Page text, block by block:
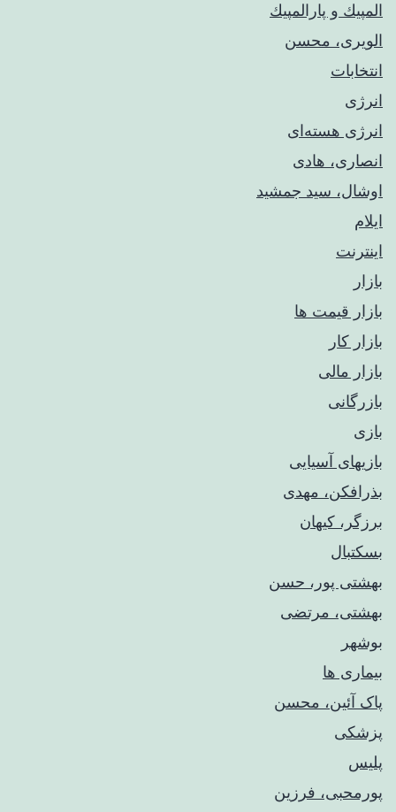
المپيك و پارالمپيك
الویری، محسن
انتخابات
انرژی
انرژی هسته‌ای
انصاری، هادی
اوشال، سید جمشید
ایلام
اینترنت
بازار
بازار قیمت ها
بازار کار
بازار مالی
بازرگانی
بازی
بازیهای آسیایی
بذرافکن، مهدی
برزگر، کیهان
بسکتبال
بهشتی پور، حسن
بهشتی، مرتضی
بوشهر
بیماری ها
پاک آئین، محسن
پزشکی
پلیس
پورمحبی، فرزین